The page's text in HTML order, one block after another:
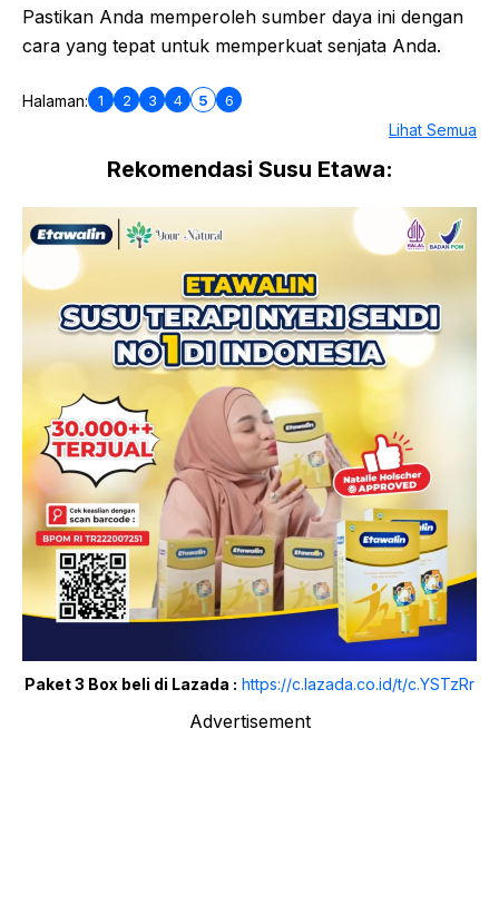
Pastikan Anda memperoleh sumber daya ini dengan
cara yang tepat untuk memperkuat senjata Anda.
Halaman: 1 2 3 4 5 6
Lihat Semua
Rekomendasi Susu Etawa:
Paket 3 Box beli di Lazada : https://c.lazada.co.id/t/c.YSTzRr
Advertisement